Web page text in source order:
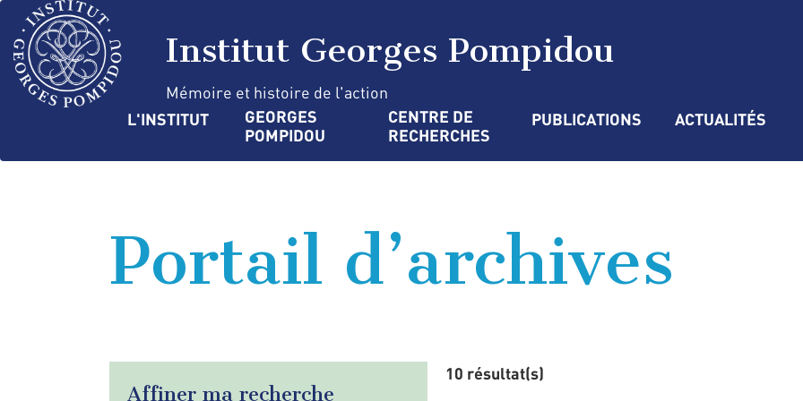
Aller
au
contenu
principal
Institut Georges Pompidou
Mémoire et histoire de l'action
Navigation
L'INSTITUT
GEORGES
POMPIDOU
CENTRE DE
RECHERCHES
PUBLICATIONS ACTUALITÉS
Portail d’archives
Affiner ma recherche
10 résultat(s)
Panneau de gestion des cookies